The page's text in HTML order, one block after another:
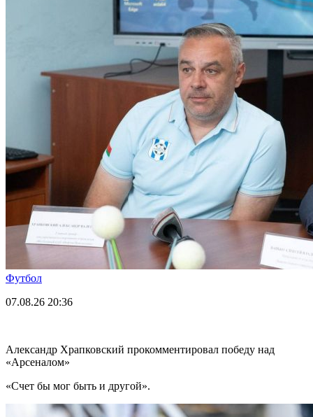
Футбол
07.08.26 20:36
Александр Храпковский прокомментировал победу над
«Арсеналом»
«Счет бы мог быть и другой».